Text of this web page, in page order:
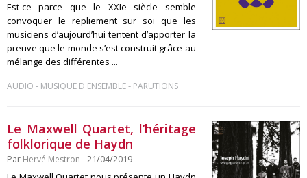
Est-ce parce que le XXIe siècle semble
convoquer le repliement sur soi que les
musiciens d’aujourd’hui tentent d’apporter la
preuve que le monde s’est construit grâce au
mélange des différentes ...
AUDIO - MUSIQUE D'ENSEMBLE- PARUTIONS
Le Maxwell Quartet, l’héritage
folklorique de Haydn
Par Hervé Mestron - 21/04/2019